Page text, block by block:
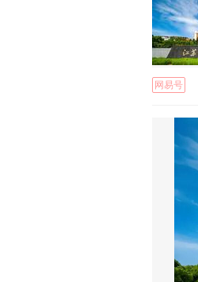
网易号